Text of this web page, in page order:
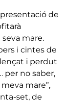
de
mare.
i cintes de
i perdut
per no saber,
mare”,
set, de